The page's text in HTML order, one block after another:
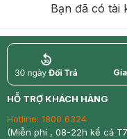
Bạn đã có tài
return
HỖ TRỢ KHÁCH HÀNG
Hotline: 1800 6324
(Miễn phí , 08-22h kể cả